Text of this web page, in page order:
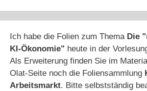
Ich habe die Folien zum Thema Die
KI-Ökonomie" heute in der
Als Erweiterung finden Sie im
Olat-Seite noch die Foliensammlung
Arbeitsmarkt. Bitte selbstständig